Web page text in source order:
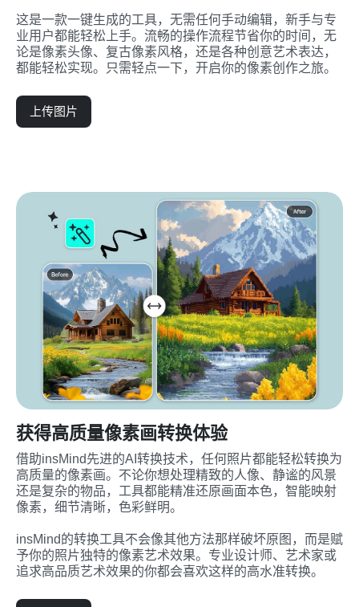
这是一款一键生成的工具，无需任何手动编辑，新手与专
业用户都能轻松上手。流畅的操作流程节省你的时间，无
论是像素头像、复古像素风格，还是各种创意艺术表达，
都能轻松实现。只需轻点一下，开启你的像素创作之旅。
上传图片
获得高质量像素画转换体验
借助insMind先进的AI转换技术，任何照片都能轻松转换为
高质量的像素画。不论你想处理精致的人像、静谧的风景
还是复杂的物品，工具都能精准还原画面本色，智能映射
像素，细节清晰，色彩鲜明。
insMind的转换工具不会像其他方法那样破坏原图，而是赋
予你的照片独特的像素艺术效果。专业设计师、艺术家或
追求高品质艺术效果的你都会喜欢这样的高水准转换。